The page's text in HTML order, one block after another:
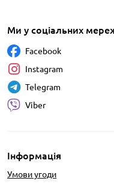
Інформація
Умови угоди
Ми у соціальних
Facebook
Instagram
Telegram
Viber